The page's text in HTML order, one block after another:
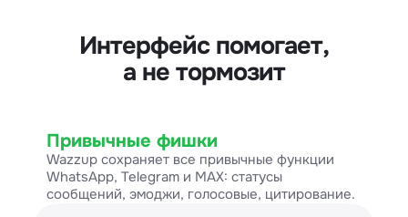
Интерфейс помогает,
а не тормозит
Привычные фишки
Wazzup сохраняет все привычные функции
WhatsApp, Telegram и MAX: статусы
сообщений, эмоджи, голосовые, цитирование.